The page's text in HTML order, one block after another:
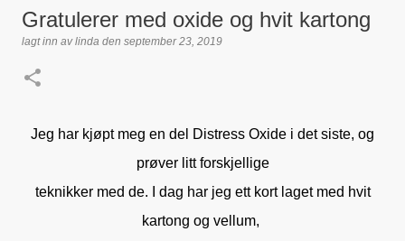
Gratulerer med oxide og hvit kartong
lagt inn avlinda den september 23, 2019
Jeg har kjøpt meg en del Distress Oxide i det siste, og
prøver litt forskjellige
teknikker med de. I dag har jeg ett kort laget med hvit
kartong og vellum,